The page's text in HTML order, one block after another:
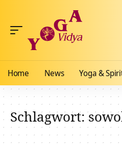
Home News Yoga &
Schlagwort: